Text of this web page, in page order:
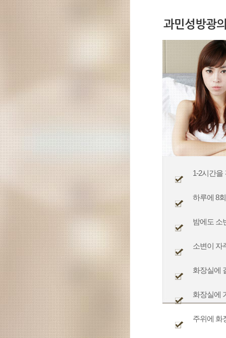
1-2시간
하루에 8
밤에도
소변이
화장실에
화장실에
주위에